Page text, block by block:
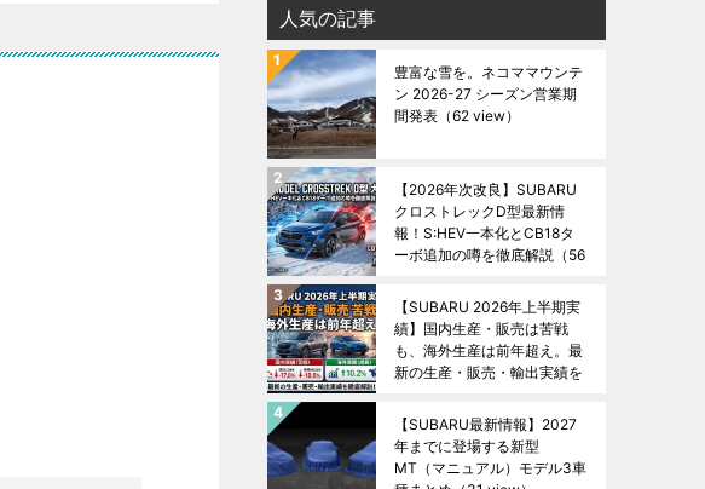
人気の記事
豊富な雪を。ネコママウンテ
ン 2026-27 シーズン営業期
間発表 （62 view）
【2026年次改良】SUBARU
クロストレックD型最新情
報！S:HEV一本化とCB18タ
ーボ追加の噂を徹底解説 （56
【SUBARU 2026年上半期実
績】国内生産・販売は苦戦
も、海外生産は前年超え。最
新の生産・販売・輸出実績を
【SUBARU最新情報】2027
年までに登場する新型
MT（マニュアル）モデル3車